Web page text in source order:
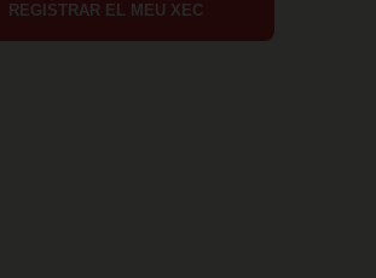
REGISTRAR EL MEU XEC